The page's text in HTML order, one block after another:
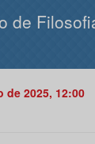
de
de 2025, 12:00